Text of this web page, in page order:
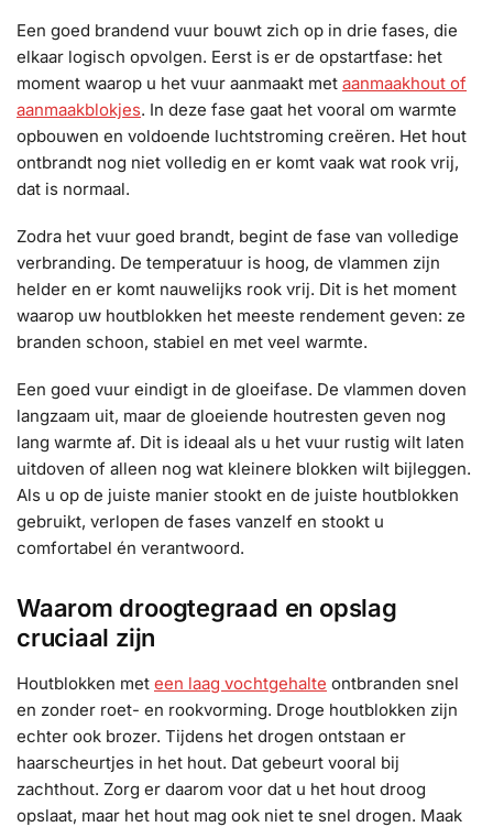
Een goed brandend vuur bouwt zich op in drie fases, die
elkaar logisch opvolgen. Eerst is er de opstartfase: het
moment waarop u het vuur aanmaakt met aanmaakhout of
aanmaakblokjes. In deze fase gaat het vooral om warmte
opbouwen en voldoende luchtstroming creëren. Het hout
ontbrandt nog niet volledig en er komt vaak wat rook vrij,
dat is normaal.
Zodra het vuur goed brandt, begint de fase van volledige
verbranding. De temperatuur is hoog, de vlammen zijn
helder en er komt nauwelijks rook vrij. Dit is het moment
waarop uw houtblokken het meeste rendement geven: ze
branden schoon, stabiel en met veel warmte.
Een goed vuur eindigt in de gloeifase. De vlammen doven
langzaam uit, maar de gloeiende houtresten geven nog
lang warmte af. Dit is ideaal als u het vuur rustig wilt laten
uitdoven of alleen nog wat kleinere blokken wilt bijleggen.
Als u op de juiste manier stookt en de juiste houtblokken
gebruikt, verlopen de fases vanzelf en stookt u
comfortabel én verantwoord.
Waarom droogtegraad en opslag
cruciaal zijn
Houtblokken met een laag vochtgehalte ontbranden snel
en zonder roet- en rookvorming. Droge houtblokken zijn
echter ook brozer. Tijdens het drogen ontstaan er
haarscheurtjes in het hout. Dat gebeurt vooral bij
zachthout. Zorg er daarom voor dat u het hout droog
opslaat, maar het hout mag ook niet te snel drogen. Maak